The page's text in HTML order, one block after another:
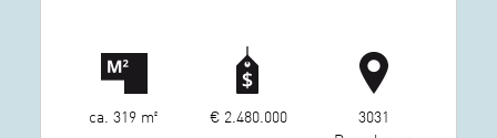
ca. 319 m² € 2.480.000
3031